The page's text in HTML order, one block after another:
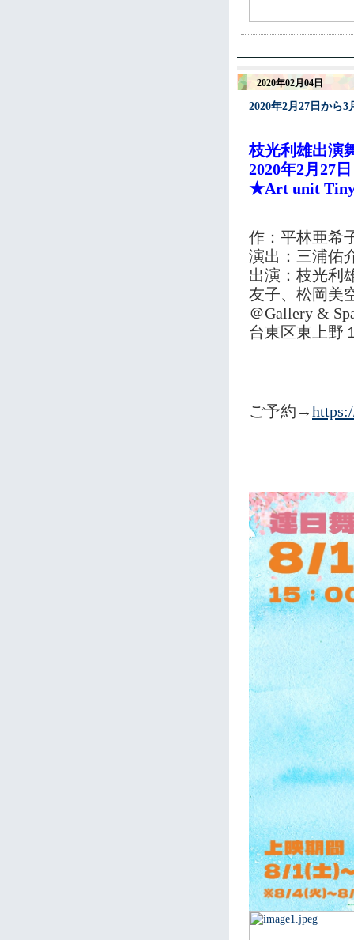
2020年02月04日
2020年2月27日から
枝光利雄出演
2020年2月27
★Art unit Tiny
作：平林亜希
演出：三浦佑
出演：枝光利
友子、松岡美
＠Gallery &
台東区東上野
ご予約→